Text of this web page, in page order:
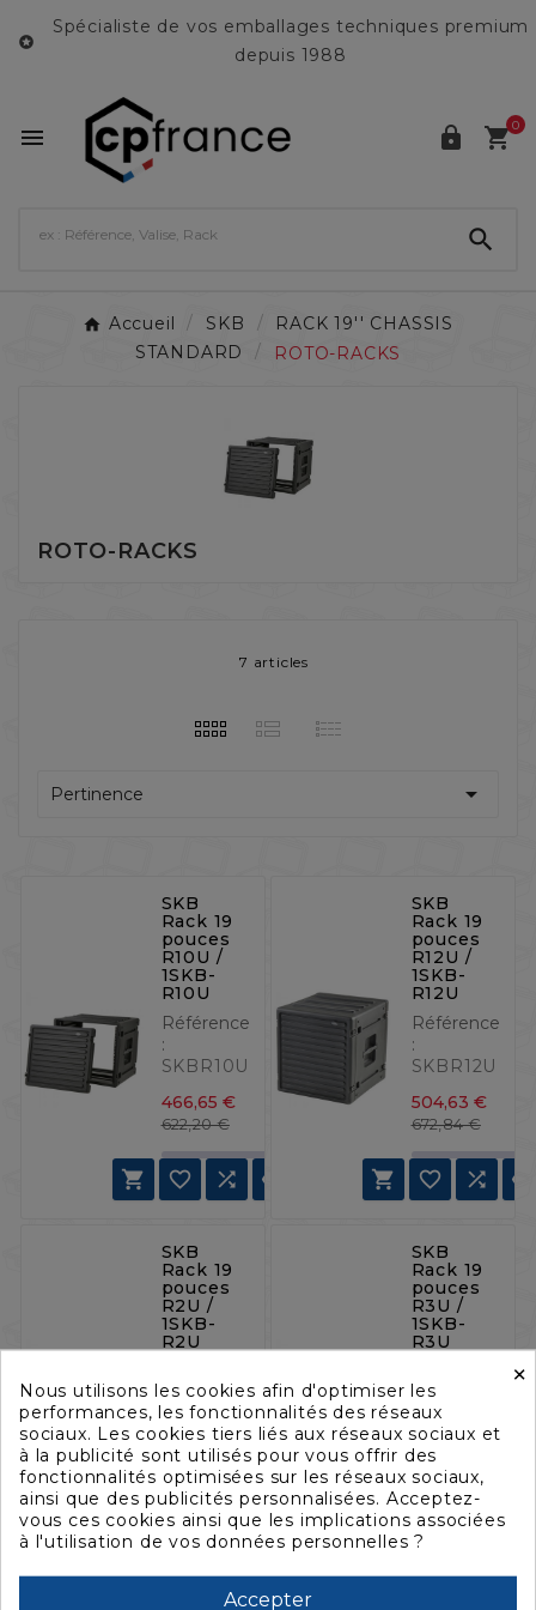

Spécialiste de vos emballages techniques premium
depuis 1988
  0

Accueil SKB
RACK 19'' CHASSIS
STANDARD
ROTO-RACKS
ROTO-RACKS
7 articles
Pertinence 
SKB
Rack 19
pouces
R10U /
1SKB-
R10U
Référence
:
SKBR10U
466,65 €
622,20 €Prix de base
Prix
   
SKB
Rack 19
pouces
R12U /
1SKB-
R12U
Référence
:
SKBR12U
504,63 €
672,84 €Prix
Prix
   
SKB
Rack 19
pouces
R2U /
1SKB-
R2U
:
SKBR2U
274,77 €
366,36 €Prix de base
Prix
   
SKB
Rack 19
pouces
R3U /
1SKB-
R3U
:
SKBR3U
291,42 €
388,56 €
  
×
Nous utilisons les cookies afin d'optimiser les
performances, les fonctionnalités des réseaux
sociaux. Les cookies tiers liés aux réseaux sociaux et
à la publicité sont utilisés pour vous offrir des
fonctionnalités optimisées sur les réseaux sociaux,
ainsi que des publicités personnalisées. Acceptez-
vous ces cookies ainsi que les implications associées
à l'utilisation de vos données personnelles ?
Accepter